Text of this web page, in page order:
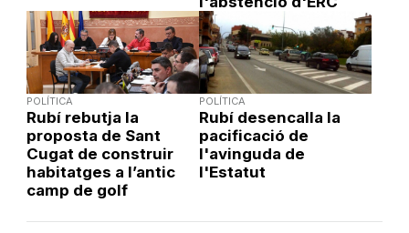
POLÍTICA
Rubí rebutja la
proposta de Sant
Cugat de construir
habitatges a l’antic
camp de golf
POLÍTICA
Rubí desencalla la
pacificació de
l'avinguda de
l'Estatut